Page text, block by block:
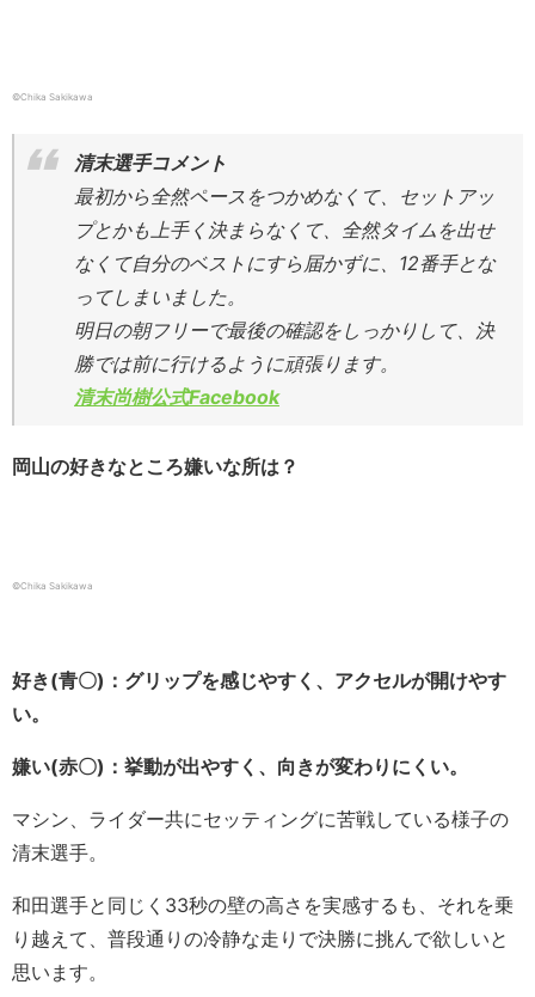
©Chika Sakikawa
清末選手コメント
最初から全然ペースをつかめなくて、セットアッ
プとかも上手く決まらなくて、全然タイムを出せ
なくて自分のベストにすら届かずに、12番手とな
ってしまいました。
明日の朝フリーで最後の確認をしっかりして、決
勝では前に行けるように頑張ります。
清末尚樹公式Facebook
岡山の好きなところ嫌いな所は？
©Chika Sakikawa
好き(青〇)：グリップを感じやすく、アクセルが開けやす
い。
嫌い(赤〇)：挙動が出やすく、向きが変わりにくい。
マシン、ライダー共にセッティングに苦戦している様子の
清末選手。
和田選手と同じく33秒の壁の高さを実感するも、それを乗
り越えて、普段通りの冷静な走りで決勝に挑んで欲しいと
思います。